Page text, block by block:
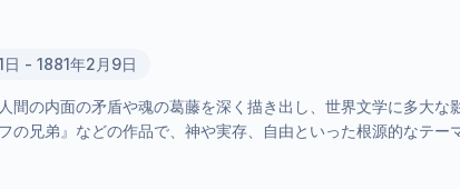
日 - 1881年2月9日
間の内面の矛盾や魂の葛藤を深く描き出し、世界文学に多大な
の兄弟』などの作品で、神や実存、自由といった根源的なテー